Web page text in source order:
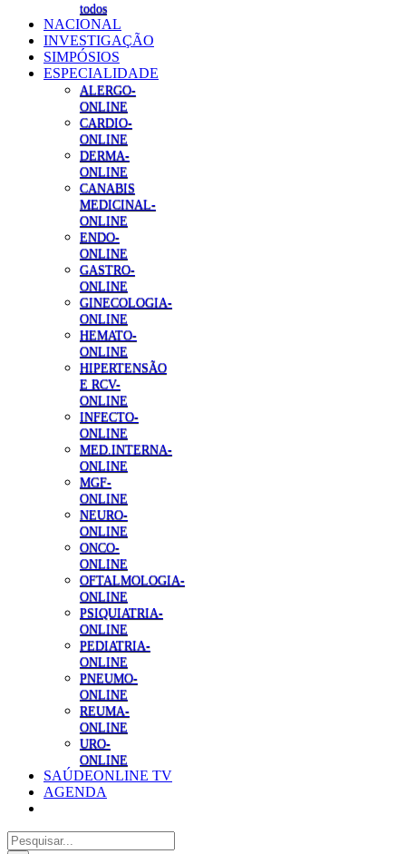
todos
NACIONAL
INVESTIGAÇÃO
SIMPÓSIOS
ESPECIALIDADE
ALERGO-
ONLINE
CARDIO-
ONLINE
DERMA-
ONLINE
CANABIS
MEDICINAL-
ONLINE
ENDO-
ONLINE
GASTRO-
ONLINE
GINECOLOGIA-
ONLINE
HEMATO-
ONLINE
HIPERTENSÃO
E RCV-
ONLINE
INFECTO-
ONLINE
MED.INTERNA-
ONLINE
MGF-
ONLINE
NEURO-
ONLINE
ONCO-
ONLINE
OFTALMOLOGIA-
ONLINE
PSIQUIATRIA-
ONLINE
PEDIATRIA-
ONLINE
PNEUMO-
ONLINE
REUMA-
ONLINE
URO-
ONLINE
SAÚDEONLINE TV
AGENDA
Pesquisar